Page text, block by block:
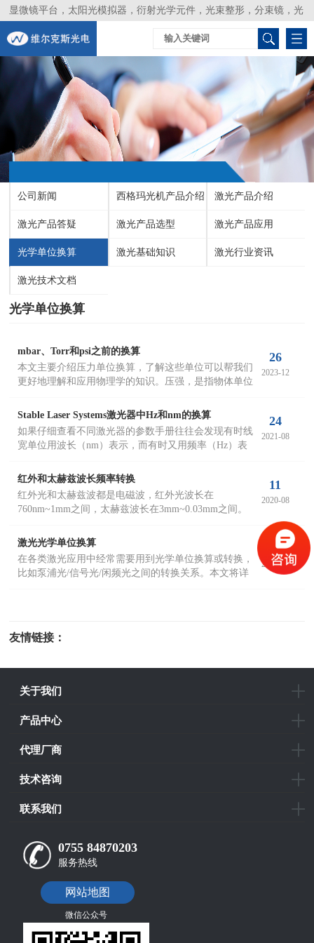
显微镜平台，太阳光模拟器，衍射光学元件，光束整形，分束镜，光
谱仪，生物激光器，光束分析仪，Layertec
公司新闻 西格玛光机产品介绍 激光产品介绍
激光产品答疑 激光产品选型 激光产品应用
光学单位换算 激光基础知识 激光行业资讯
激光技术文档
光学单位换算
mbar、Torr和psi之前的换算
本文主要介绍压力单位换算，了解这些单位可以帮我们
更好地理解和应用物理学的知识。压强，是指物体单位
26
2023-12
Stable Laser Systems激光器中Hz和nm的换算
如果仔细查看不同激光器的参数手册往往会发现有时线
宽单位用波长（nm）表示，而有时又用频率（Hz）表
表示方式是可以互相换算的。那么根据Hz和nm的换算
关系，稳频激光器1Hz是多少nm呢？
24
2021-08
红外和太赫兹波长频率转换
红外光和太赫兹波都是电磁波，红外光波长在
760nm~1mm之间，太赫兹波长在3mm~0.03mm之间。
了红外和太赫兹玻璃频率换算表格，可以帮助初学者快
速查询。
11
2020-08
激光光学单位换算
在各类激光应用中经常需要用到光学单位换算或转换，
比如泵浦光/信号光/闲频光之间的转换关系。本文将详
光/信号光/闲频光）之间的变换，功率与分贝功率之间
的变换，光程和光延时之间的变换。
17
2017-04
友情链接：
关于我们
产品中心
代理厂商
技术咨询
联系我们
0755 84870203
服务热线
网站地图
微信公众号